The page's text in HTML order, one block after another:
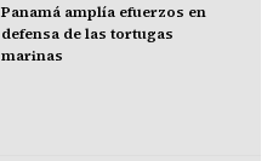
Panamá amplía efuerzos en
defensa de las tortugas
marinas